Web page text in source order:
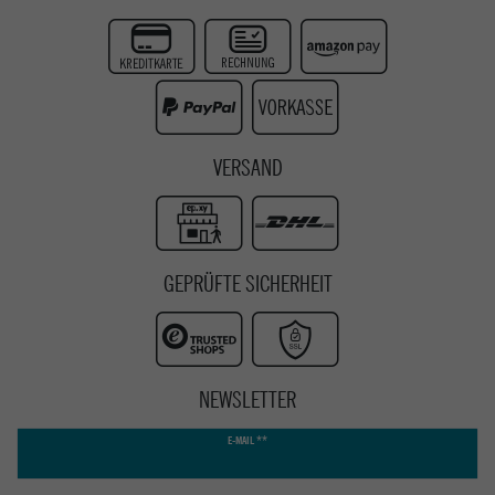
Instagram
Youtube
VERSAND
GEPRÜFTE SICHERHEIT
NEWSLETTER
E-MAIL **